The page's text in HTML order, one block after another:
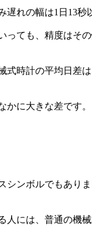
れの幅は1日13秒
ても、精度はそ
時計の平均日差
に大きな差です
ンボルでもあり
には、普通の機